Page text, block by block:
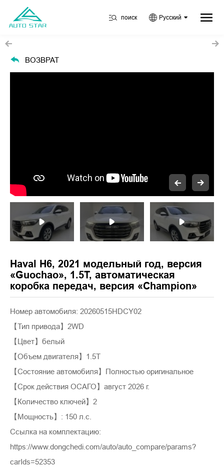
поиск Русский
ВОЗВРАТ
Haval H6, 2021 модельный год, версия
«Guochao», 1.5T, автоматическая
коробка передач, версия «Champion»
Номер автомобиля: 20260515HDCY02
【Тип привода】2WD
【Цвет】белый
【Объем двигателя】1.5T
【Состояние автомобиля】Полностью оригинальное
【Срок действия ОСАГО】август 2026 г.
【Количество ключей】2
【Мощность】: 150 л.с.
Ссылка на комплектацию:
https://www.dongchedi.com/auto/auto_compare/params?
carIds=52353